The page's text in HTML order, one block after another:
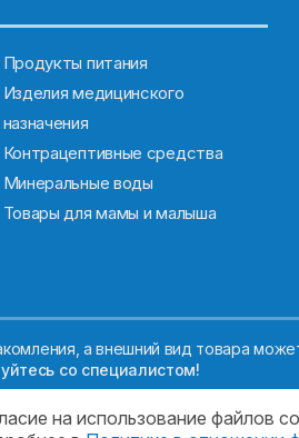
Продукты питания
Изделия медицинского
назначения
Контрацептивные средства
Минеральные воды
Товары для мамы и малыша
а внешний вид товара
со специалистом!
на использование файлов